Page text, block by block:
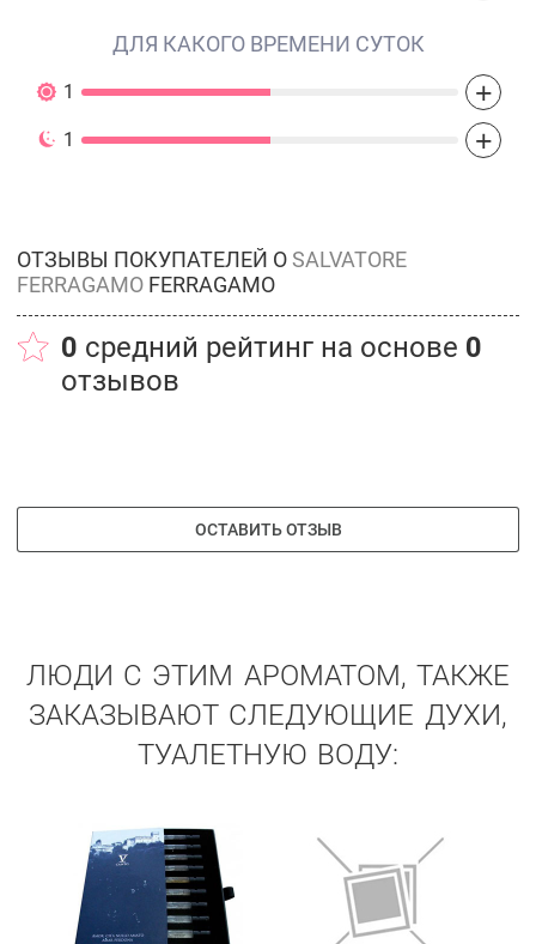
ДЛЯ КАКОГО ВРЕМЕНИ СУТОК
1 +
1 +
ОТЗЫВЫ ПОКУПАТЕЛЕЙ ОSALVATORE
FERRAGAMO FERRAGAMO
0 средний рейтинг на основе 0
отзывов
ОСТАВИТЬ ОТЗЫВ
ЛЮДИ С ЭТИМ АРОМАТОМ, ТАКЖЕ
ЗАКАЗЫВАЮТ СЛЕДУЮЩИЕ ДУХИ,
ТУАЛЕТНУЮ ВОДУ: